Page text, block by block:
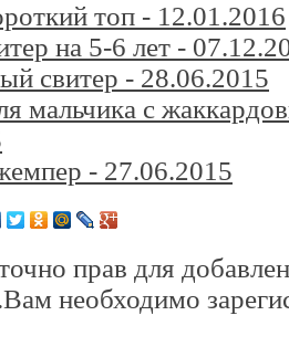
топ - 12.01.2016
на 5-6 лет -
свитер - 28.06.2015
мальчика с
- 27.06.2015
прав для
необходимо